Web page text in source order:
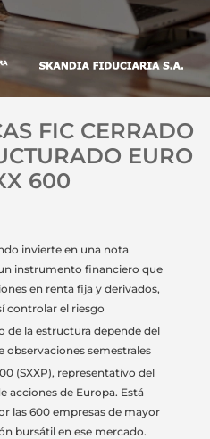
FIC CERRADO
EURO
600
invierte en una nota
instrumento financiero que
en renta fija y derivados,
controlar el riesgo
de la estructura depende del
observaciones semestrales
(SXXP), representativo del
acciones de Europa. Está
las 600 empresas de mayor
bursátil en ese mercado.